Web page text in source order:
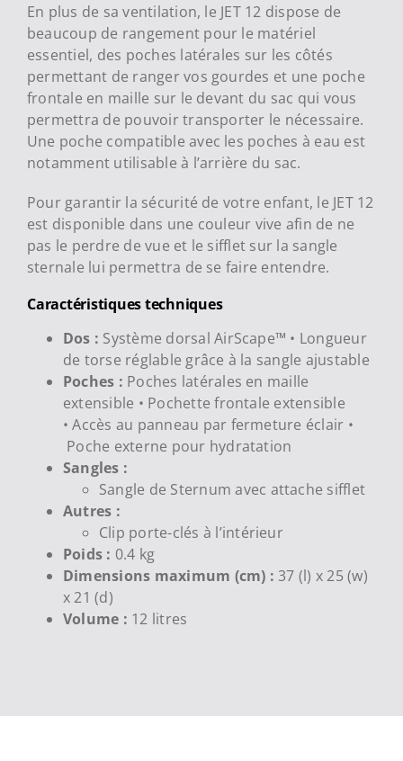
En plus de sa ventilation, le JET 12 dispose de
beaucoup de rangement pour le matériel
essentiel, des poches latérales sur les côtés
permettant de ranger vos gourdes et une poche
frontale en maille sur le devant du sac qui vous
permettra de pouvoir transporter le nécessaire.
Une poche compatible avec les poches à eau est
notamment utilisable à l’arrière du sac.
Pour garantir la sécurité de votre enfant, le JET 12
est disponible dans une couleur vive afin de ne
pas le perdre de vue et le sifflet sur la sangle
sternale lui permettra de se faire entendre.
Caractéristiques techniques
Dos : Système dorsal AirScape™ • Longueur
de torse réglable grâce à la sangle ajustable
Poches : Poches latérales en maille
extensible • Pochette frontale extensible
• Accès au panneau par fermeture éclair •
Poche externe pour hydratation
Sangles :
Sangle de Sternum avec attache sifflet
Autres :
Clip porte-clés à l’intérieur
Poids : 0.4 kg
Dimensions maximum (cm) : 37 (l) x 25 (w)
x 21 (d)
Volume : 12 litres